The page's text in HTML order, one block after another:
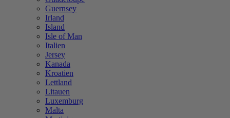
Guernsey
Irland
Island
Isle of Man
Italien
Jersey
Kanada
Kroatien
Lettland
Litauen
Luxemburg
Malta